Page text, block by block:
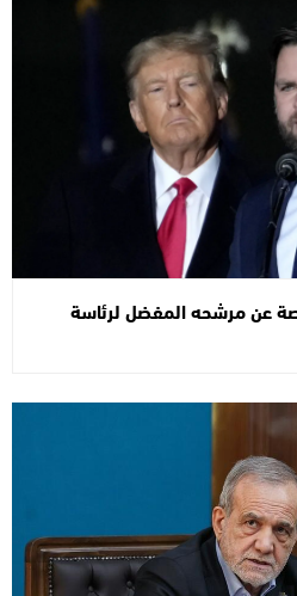
عن مرشحه المفضل لرئاسة